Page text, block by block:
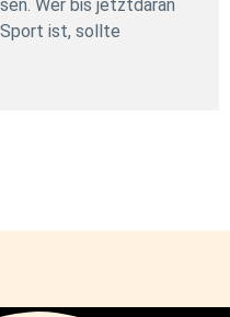
Wer bis jetztdaran
ist, sollte